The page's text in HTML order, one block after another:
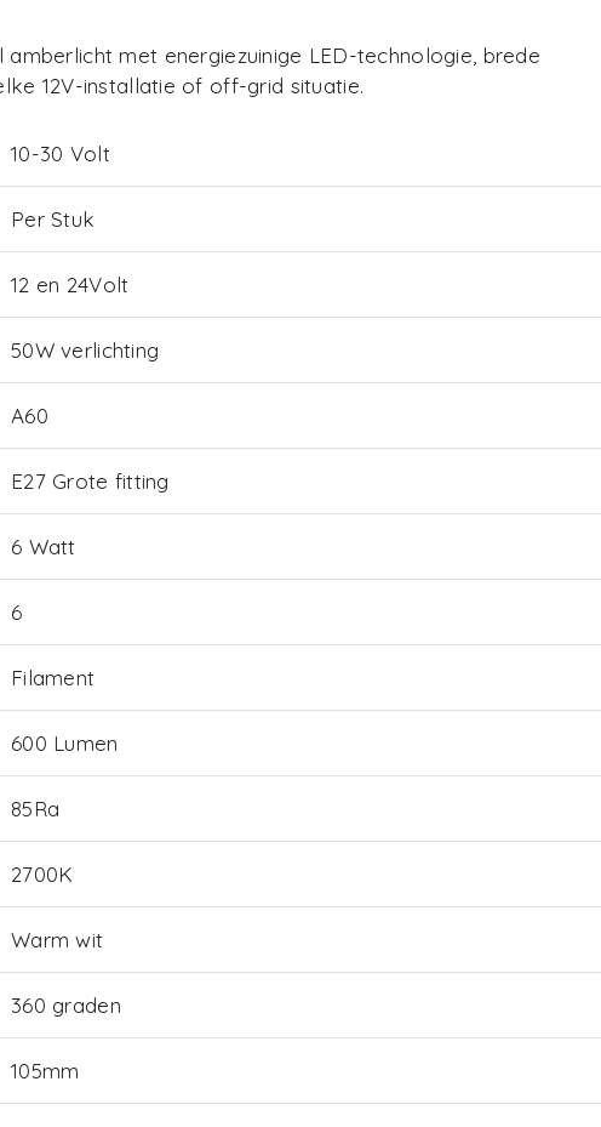
met energiezuinige LED-technologie, brede
12V-installatie of off-grid situatie.
10-30 Volt
Per Stuk
12 en 24Volt
50W verlichting
A60
E27 Grote fitting
6 Watt
6
Filament
600 Lumen
85Ra
2700K
Warm wit
360 graden
105mm